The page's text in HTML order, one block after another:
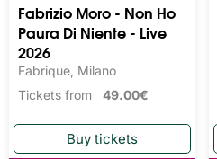
Fabrizio Moro - Non Ho
Paura Di Niente - Live
2026
Fabrique, Milano
Tickets from 49.00€